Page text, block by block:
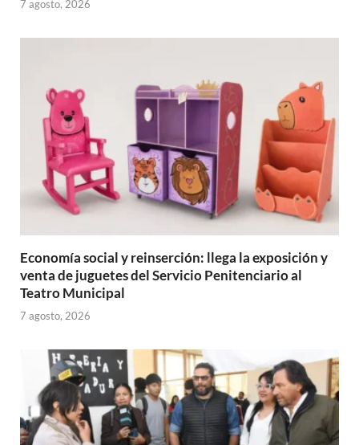
7 agosto, 2026
Economía social y reinserción: llega la exposición y
venta de juguetes del Servicio Penitenciario al
Teatro Municipal
7 agosto, 2026